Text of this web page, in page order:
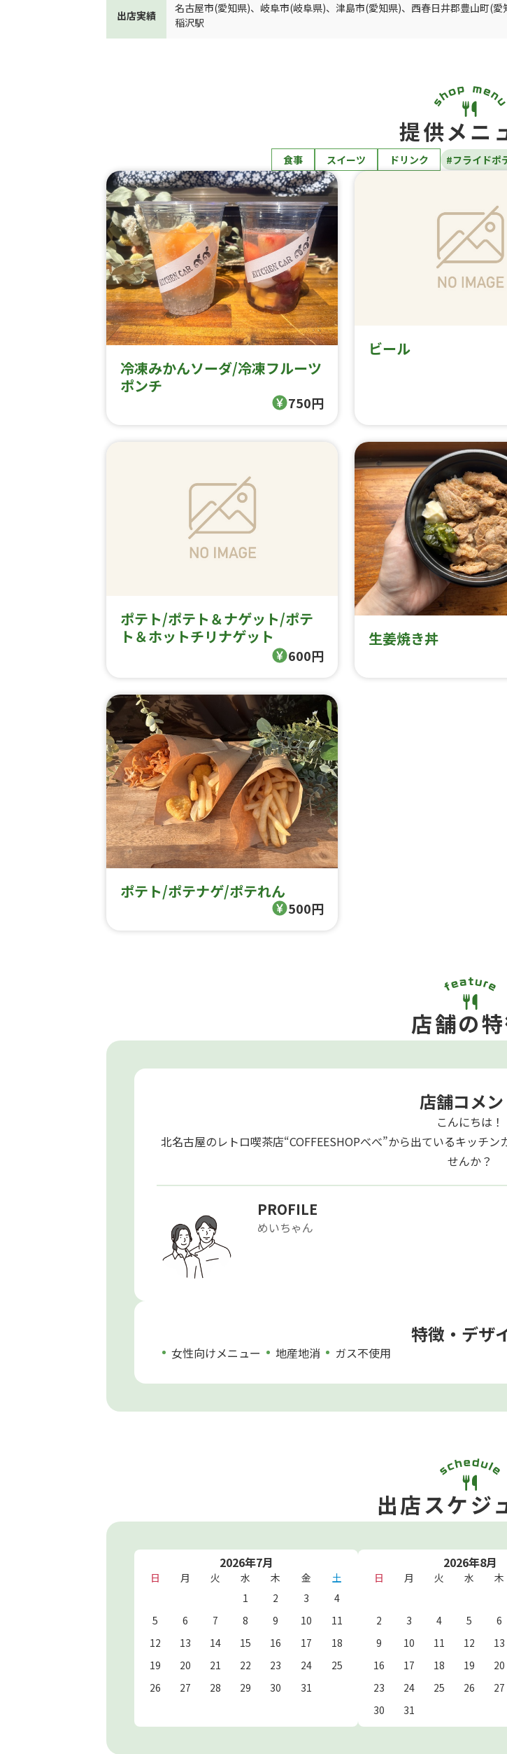
出店実績
名古屋市(愛知県)、 岐阜市(岐阜県)、 津島市(愛知県)、 西春日井郡豊山町(愛
稲沢駅
提供メニ
食事 スイーツ ドリンク #フライドポ
冷凍みかんソーダ/冷凍フルーツ
ポンチ
750円
ビール
ポテト/ポテト＆ナゲット/ポテ
ト＆ホットチリナゲット
600円
生姜焼き丼
ポテト/ポテナゲ/ポテれん
500円
店舗の
店舗コメン
こんにちは！
北名古屋のレトロ喫茶店“COFFEESHOPべべ”から出ているキッチ
せんか？
PROFILE
めいちゃん
特徴・デザ
女性向けメニュー 地産地消 ガス不使用
出店スケジ
2026年7月
日 月 火 水 木 金
土
1
2 3
4
5
6 7 8 9 10
11
12
13 14 15 16 17
18
19
20 21 22 23 24
25
26
27 28 29 30 31
2026年8月
日 月 火 水 木
2
3 4 5 6
9
10 11 12 13
16
17 18 19 20
23
24 25 26 27
30
31